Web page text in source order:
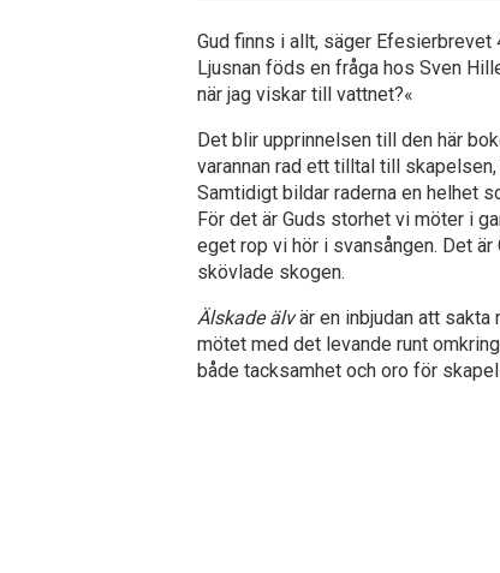
Gud finns i allt, säger Efesierbrevet
Ljusnan föds en fråga hos Sven
när jag viskar till vattnet?«
Det blir upprinnelsen till den här
varannan rad ett tilltal till skapelsen,
Samtidigt bildar raderna en helhet
För det är Guds storhet vi möter i
eget rop vi hör i svansången. Det
skövlade skogen.
Älskade älvär en inbjudan att sakta
mötet med det levande runt
både tacksamhet och oro för